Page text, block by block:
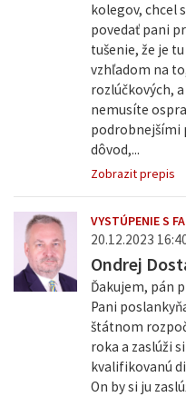
kolegov, chcel
povedať pani
tušenie, že je
vzhľadom na
rozlúčkových,
nemusíte
podrobnejšími
dôvod,...
Zobrazit prepis
VYSTÚPENIE S
20.12.2023
Ondrej
Ďakujem, pán
Pani
štátnom
roka a zaslúži
kvalifikovanú
On by si ju